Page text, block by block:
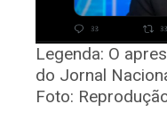
Legenda: O
do Jornal
Foto: